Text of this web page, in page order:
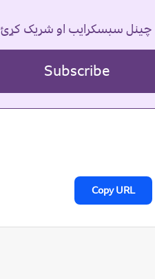
چینل سبسکرایب او شریک کړئ
Subscribe
Copy URL